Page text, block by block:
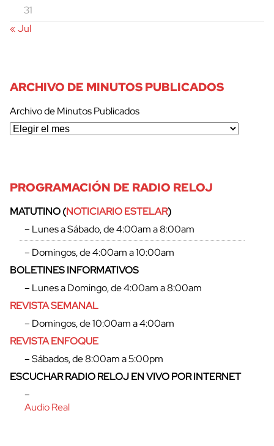
cerrar
31
« Jul
ARCHIVO DE MINUTOS PUBLICADOS
Archivo de Minutos Publicados
PROGRAMACIÓN DE RADIO RELOJ
MATUTINO (NOTICIARIO ESTELAR)
– Lunes a Sábado, de 4:00am a 8:00am
– Domingos, de 4:00am a 10:00am
BOLETINES INFORMATIVOS
– Lunes a Domingo, de 4:00am a 8:00am
REVISTA SEMANAL
– Domingos, de 10:00am a 4:00am
REVISTA ENFOQUE
– Sábados, de 8:00am a 5:00pm
ESCUCHAR RADIO RELOJ EN VIVO POR INTERNET
–
Audio Real